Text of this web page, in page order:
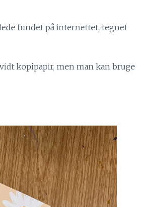
fundet på internettet, tegnet
kopipapir, men man kan bruge